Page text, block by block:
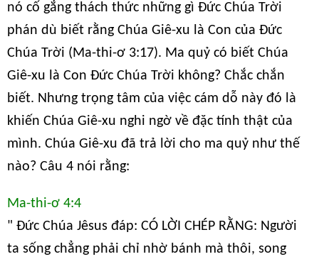
nó cố gắng thách thức những gì Đức Chúa Trời
phán dù biết rằng Chúa Giê-xu là Con của Đức
Chúa Trời (Ma-thi-ơ 3:17). Ma quỷ có biết Chúa
Giê-xu là Con Đức Chúa Trời không? Chắc chắn
biết. Nhưng trọng tâm của việc cám dỗ này đó là
khiến Chúa Giê-xu nghi ngờ về đặc tính thật của
mình. Chúa Giê-xu đã trả lời cho ma quỷ như thế
nào? Câu 4 nói rằng:
Ma-thi-ơ 4:4
" Đức Chúa Jêsus đáp: CÓ LỜI CHÉP RẰNG: Người
ta sống chẳng phải chỉ nhờ bánh mà thôi, song